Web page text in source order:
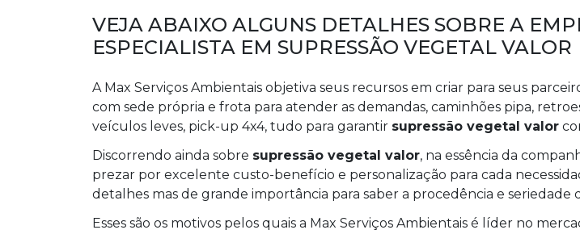
VEJA ABAIXO ALGUNS DETALHES SOBRE A
ESPECIALISTA EM SUPRESSÃO VEGETAL VALOR
A Max Serviços Ambientais objetiva seus recursos em criar para seus
com sede própria e frota para atender as demandas, caminhões pipa,
veículos leves, pick-up 4x4, tudo para garantir supressão vegetal valor
Discorrendo ainda sobre supressão vegetal valor, na essência da
prezar por excelente custo-benefício e personalização para cada
detalhes mas de grande importância para saber a procedência e seriedade
Esses são os motivos pelos quais a Max Serviços Ambientais é líder no